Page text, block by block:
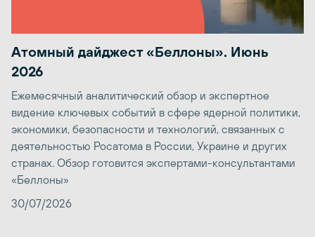
Атомный дайджест «Беллоны». Июнь
2026
Ежемесячный аналитический обзор и экспертное
видение ключевых событий в сфере ядерной политики,
экономики, безопасности и технологий, связанных с
деятельностью Росатома в России, Украине и других
странах. Обзор готовится экспертами-консультантами
«Беллоны»
30/07/2026